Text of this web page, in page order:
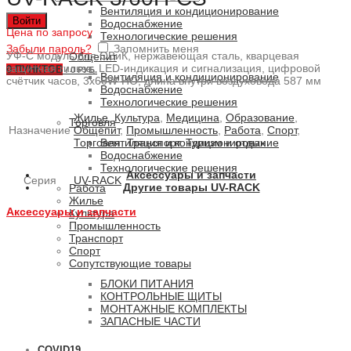
Войти
Забыли пароль? Запомнить меня
0ПУНКТОВ / 0 РУБ.
Вентиляция и кондиционирование
Водоснабжение
Технологические решения
Общепит
Вентиляция и кондиционирование
Водоснабжение
Технологические решения
Торговля
Вентиляция и кондиционирование
Водоснабжение
Технологические решения
Работа
Жилье
Культура
Промышленность
Транспорт
Спорт
Сопутствующие товары
БЛОКИ ПИТАНИЯ
КОНТРОЛЬНЫЕ ЩИТЫ
МОНТАЖНЫЕ КОМПЛЕКТЫ
ЗАПАСНЫЕ ЧАСТИ
Цена по запросу
УФ-С модуль для ОВиК, нержавеющая сталь, кварцевая
защитная гильза, LED-индикация и сигнализация, цифровой
счётчик часов, 3x60W-HO, длина внутри воздуховода 587 мм
Назначение
Жилье Культура Медицина Образование
Общепит, Промышленность Работа Спорт,
Торговля,Транспорт,Туризм и отдых
Серия UV-RACK Аксессуары и запчасти
Другие товары UV-RACK
Аксессуары и запчасти